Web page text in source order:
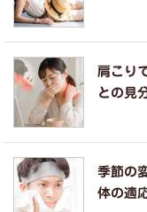
肩こり
との見
季節の
体の適